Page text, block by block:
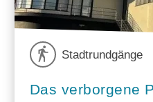
Stadtrundgänge
Das verborgene